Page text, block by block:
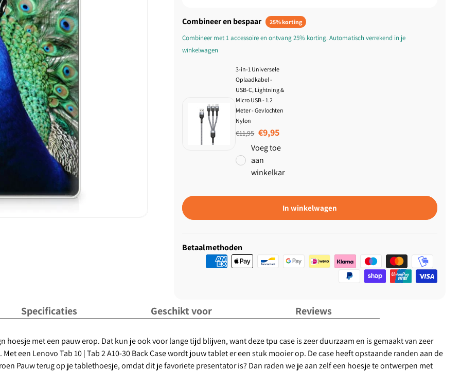
Combineer en bespaar 25% korting
Combineer met 1 accessoire en ontvang 25% korting. Automatisch verrekend in je
winkelwagen
3-in-1 Universele
Oplaadkabel -
USB-C, Lightning &
Micro USB - 1.2
Meter - Gevlochten
Nylon
Normale prijs
€11,95 Aanbiedingsprijs
€9,95
Voeg toe
aan
winkelkar
In winkelwagen
Betaalmethoden
Specificaties Geschikt voor Reviews
met een pauw erop. Dat kun je ook voor lange tijd blijven, want deze tpu case is zeer duurzaam en is gemaakt van zeer
een Lenovo Tab 10 | Tab 2 A10-30 Back Case wordt jouw tablet er een stuk mooier op. De case heeft opstaande randen aan de
Pauw terug op je tablethoesje, omdat dit je favoriete presentator is? Dan raden we je aan zelf een hoesje te ontwerpen met